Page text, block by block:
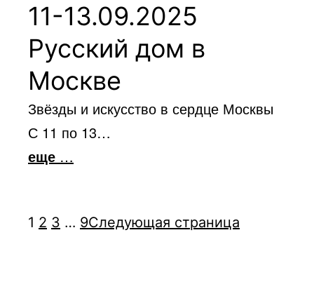
11-13.09.2025
Русский дом в
Москве
Звёзды и искусство в сердце Москвы
С 11 по 13…
еще …
1 2 3 … 9Следующая страница